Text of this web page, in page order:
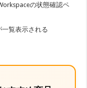
の状態確認ペ
覧表示される